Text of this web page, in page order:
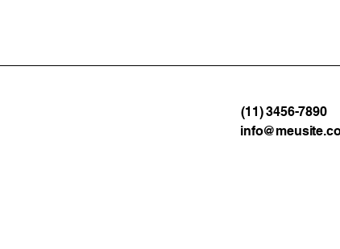
(11) 3456-7890